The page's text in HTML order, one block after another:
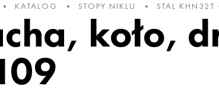
KATALOG STOPY NIKLU STAL
koło,